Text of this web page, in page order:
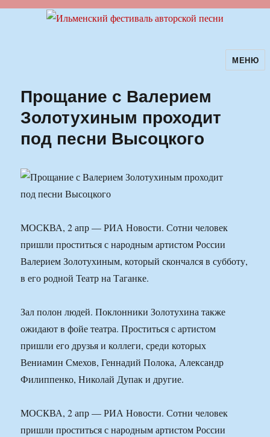
Ильменский фестиваль авторскойМЕНЮ
Прощание с Валерием
Золотухиным проходит
под песни Высоцкого
МОСКВА, 2 апр — РИА Новости. Сотни человек
пришли проститься с народным артистом России
Валерием Золотухиным, который скончался в субботу,
в его родной Театр на Таганке.
Зал полон людей. Поклонники Золотухина также
ожидают в фойе театра. Проститься с артистом
пришли его друзья и коллеги, среди которых
Вениамин Смехов, Геннадий Полока, Александр
Филиппенко, Николай Дупак и другие.
МОСКВА, 2 апр — РИА Новости. Сотни человек
пришли проститься с народным артистом России